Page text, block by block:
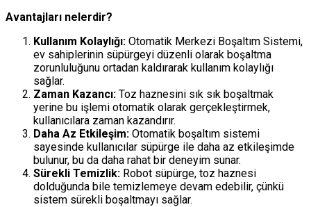
Avantajları nelerdir?
Kullanım Kolaylığı: Otomatik Merkezi Boşaltım Sistemi,
ev sahiplerinin süpürgeyi düzenli olarak boşaltma
zorunluluğunu ortadan kaldırarak kullanım kolaylığı
sağlar.
Zaman Kazancı: Toz haznesini sık sık boşaltmak
yerine bu işlemi otomatik olarak gerçekleştirmek,
kullanıcılara zaman kazandırır.
Daha Az Etkileşim: Otomatik boşaltım sistemi
sayesinde kullanıcılar süpürge ile daha az etkileşimde
bulunur, bu da daha rahat bir deneyim sunar.
Sürekli Temizlik: Robot süpürge, toz haznesi
dolduğunda bile temizlemeye devam edebilir, çünkü
sistem sürekli boşaltmayı sağlar.